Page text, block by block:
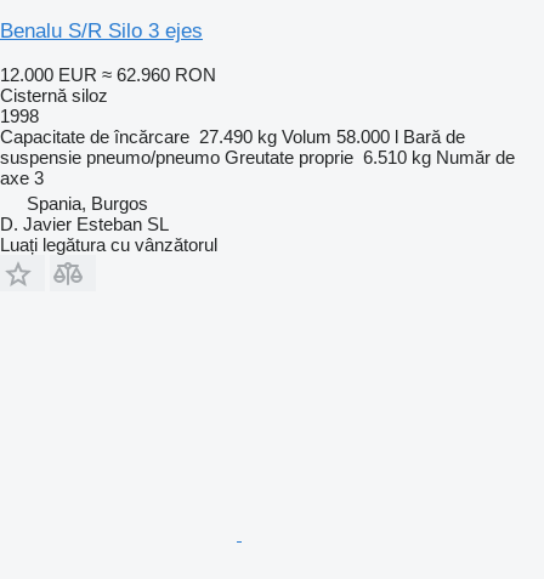
Benalu S/R Silo 3 ejes
12.000 EUR ≈ 62.960 RON
Cisternă siloz
1998
Capacitate de încărcare 27.490 kg Volum 58.000 l Bară de
suspensie pneumo/pneumo Greutate proprie 6.510 kg Număr de
axe 3
Spania, Burgos
D. Javier Esteban SL
Luați legătura cu vânzătorul